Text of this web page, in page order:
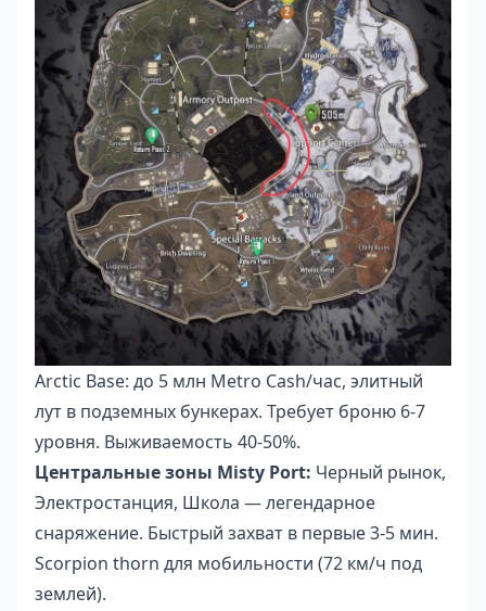
Arctic Base: до 5 млн Metro Cash/час, элитный
лут в подземных бункерах. Требует броню 6-7
уровня. Выживаемость 40-50%.
Центральные зоны Misty Port: Черный рынок,
Электростанция, Школа — легендарное
снаряжение. Быстрый захват в первые 3-5 мин.
Scorpion thorn для мобильности (72 км/ч под
землей).